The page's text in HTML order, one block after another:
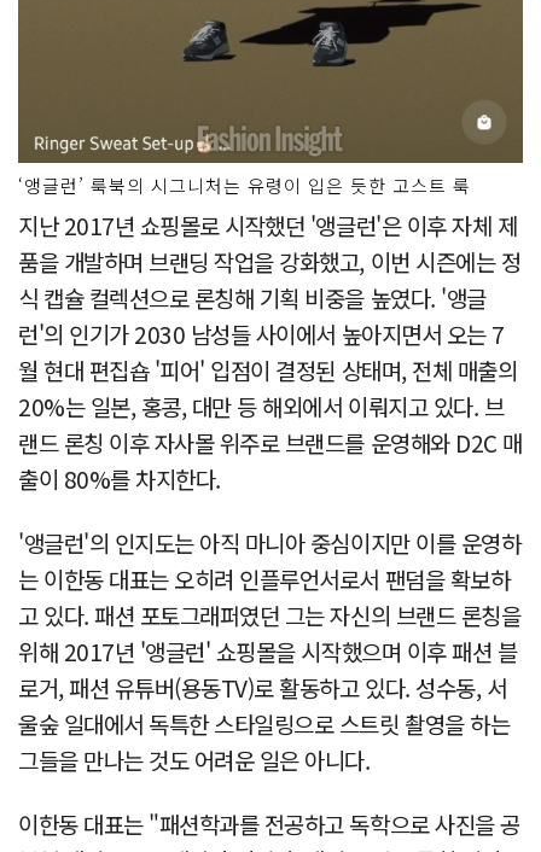
‘앵글런’ 룩북의 시그니처는 유령이 입은 듯한 고스트 룩
지난 2017년 쇼핑몰로 시작했던 '앵글런'은 이후 자체 제
품을 개발하며 브랜딩 작업을 강화했고, 이번 시즌에는 정
식 캡슐 컬렉션으로 론칭해 기획 비중을 높였다. '앵글
런'의 인기가 2030 남성들 사이에서 높아지면서 오는 7
월 현대 편집숍 '피어' 입점이 결정된 상태며, 전체 매출의
20%는 일본, 홍콩, 대만 등 해외에서 이뤄지고 있다. 브
랜드 론칭 이후 자사몰 위주로 브랜드를 운영해와 D2C 매
출이 80%를 차지한다.
'앵글런'의 인지도는 아직 마니아 중심이지만 이를 운영하
는 이한동 대표는 오히려 인플루언서로서 팬덤을 확보하
고 있다. 패션 포토그래퍼였던 그는 자신의 브랜드 론칭을
위해 2017년 '앵글런' 쇼핑몰을 시작했으며 이후 패션 블
로거, 패션 유튜버(용동TV)로 활동하고 있다. 성수동, 서
울숲 일대에서 독특한 스타일링으로 스트릿 촬영을 하는
그들을 만나는 것도 어려운 일은 아니다.
이한동 대표는 "패션학과를 전공하고 독학으로 사진을 공